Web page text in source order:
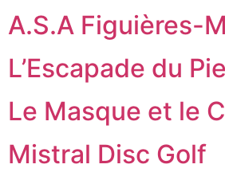
A.S.A Figuières-
L’Escapade du
Le Masque et le
Mistral Disc Golf